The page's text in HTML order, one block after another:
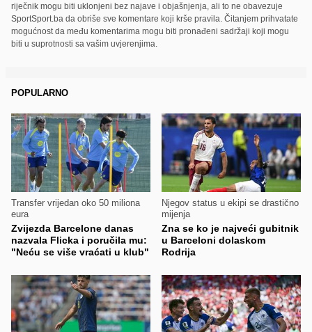
riječnik mogu biti uklonjeni bez najave i objašnjenja, ali to ne obavezuje
SportSport.ba da obriše sve komentare koji krše pravila. Čitanjem prihvatate
mogućnost da među komentarima mogu biti pronađeni sadržaji koji mogu
biti u suprotnosti sa vašim uvjerenjima.
POPULARNO
Transfer vrijedan oko 50 miliona
eura
Zvijezda Barcelone danas
nazvala Flicka i poručila mu:
"Neću se više vraćati u klub"
Njegov status u ekipi se drastično
mijenja
Zna se ko je najveći gubitnik
u Barceloni dolaskom
Rodrija